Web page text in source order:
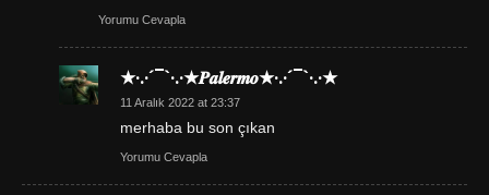
Yorumu Cevapla
★·.·´¯`·.·★𝑷𝒂𝒍𝒆𝒓𝒎𝒐★·.·´¯`·.·★
11 Aralık 2022 at 23:37
merhaba bu son çıkan
Yorumu Cevapla